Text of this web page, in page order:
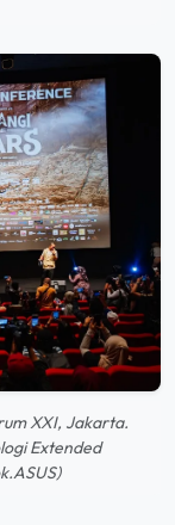
XXI, Jakarta.
Extended